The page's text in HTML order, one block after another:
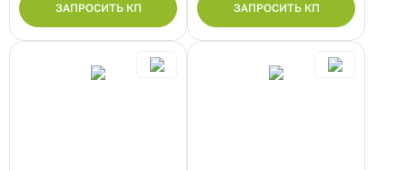
ЗАПРОСИТЬ КП ЗАПРОСИТЬ КП